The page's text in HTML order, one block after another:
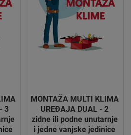
3
MONTAŽA MULTI KLIMA
UREĐAJA DUAL - 2
zidne ili podne unutarnje
i jedne vanjske jedinice